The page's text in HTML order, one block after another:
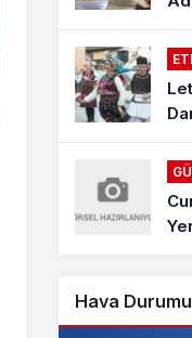
Hava Durumu